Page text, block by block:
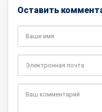
Оставить